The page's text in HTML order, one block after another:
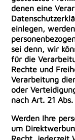
denen eine
einlegen,
sei denn, wir
für die
Rechte und
Verarbeitung
oder
nach Art. 21 Abs.
Werden Ihre
um